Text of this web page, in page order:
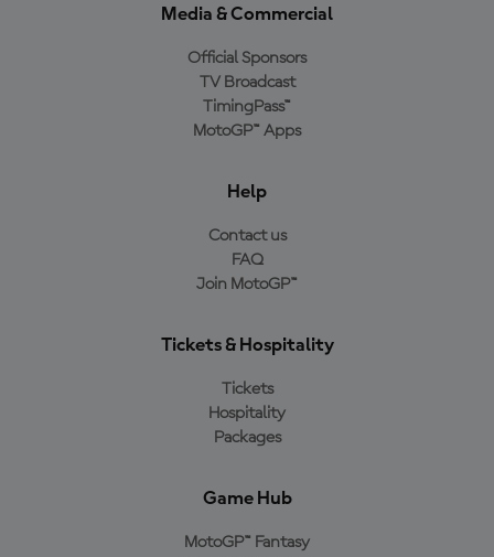
Media & Commercial
Official Sponsors
TV Broadcast
TimingPass™
MotoGP™ Apps
Help
Contact us
FAQ
Join MotoGP™
Tickets & Hospitality
Tickets
Hospitality
Packages
Game Hub
MotoGP™ Fantasy